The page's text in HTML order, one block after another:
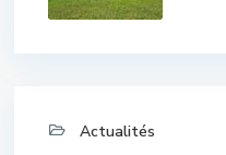
Actualités